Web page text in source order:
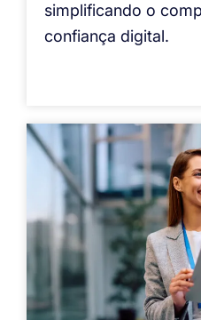
simplificando o
confiança digital.